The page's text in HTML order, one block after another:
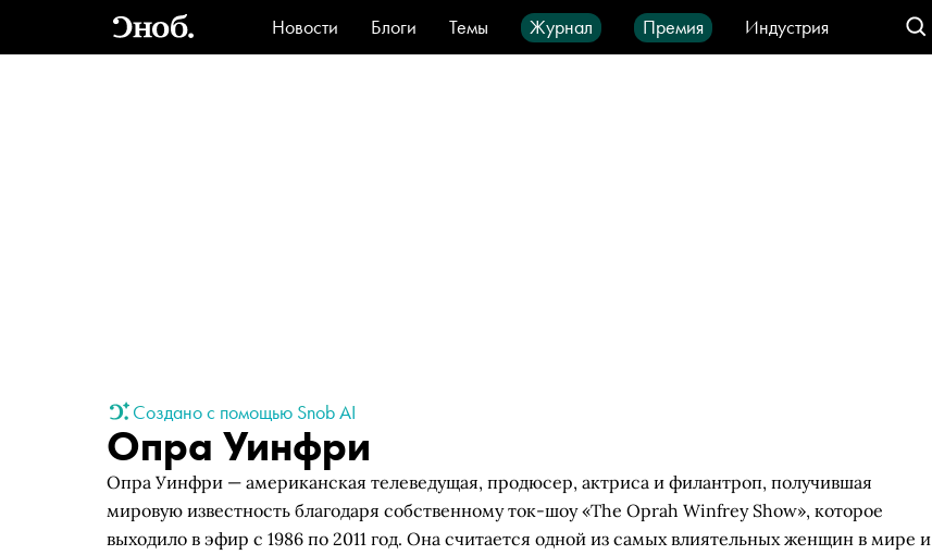
Новости Блоги Темы Журнал Премия
Индустрия
Стиль
Видео Город IT-продукты
Создано с помощью Snob AI
Опра Уинфри
Опра Уинфри — американская телеведущая, продюсер, актриса и филантроп, получившая
мировую известность благодаря собственному ток-шоу «The Oprah Winfrey Show», которое
выходило в эфир с 1986 по 2011 год. Она считается одной из самых влиятельных женщин в мире и